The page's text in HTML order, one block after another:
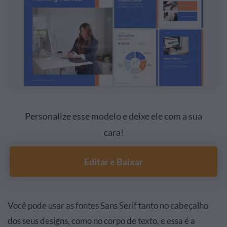
Personalize esse modelo e deixe ele com a sua
cara!
Editar e Baixar
Você pode usar as fontes Sans Serif tanto no cabeçalho
dos seus designs, como no corpo de texto, e essa é a